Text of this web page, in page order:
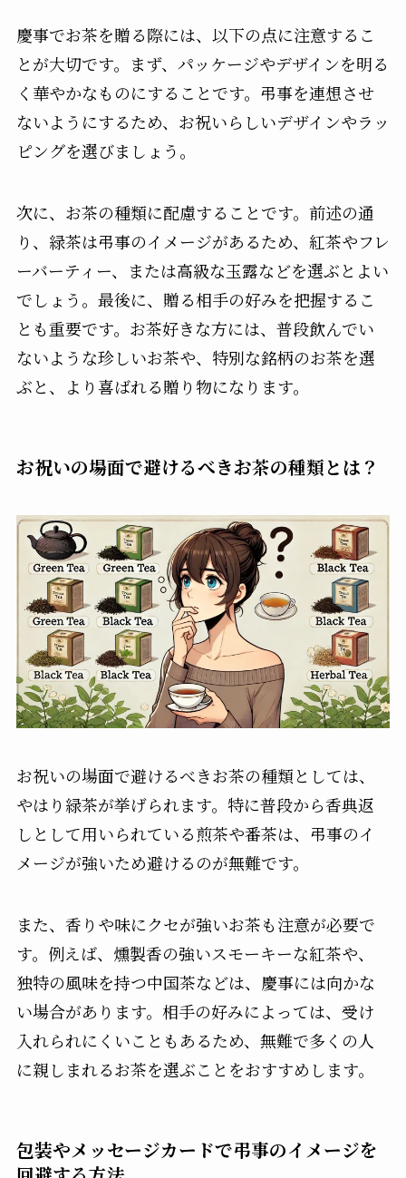
慶事でお茶を贈る際には、以下の点に注意するこ
とが大切です。まず、パッケージやデザインを明る
く華やかなものにすることです。弔事を連想させ
ないようにするため、お祝いらしいデザインやラッ
ピングを選びましょう。
次に、お茶の種類に配慮することです。前述の通
り、緑茶は弔事のイメージがあるため、紅茶やフレ
ーバーティー、または高級な玉露などを選ぶとよい
でしょう。最後に、贈る相手の好みを把握するこ
とも重要です。お茶好きな方には、普段飲んでい
ないような珍しいお茶や、特別な銘柄のお茶を選
ぶと、より喜ばれる贈り物になります。
お祝いの場面で避けるべきお茶の種類とは？
お祝いの場面で避けるべきお茶の種類としては、
やはり緑茶が挙げられます。特に普段から香典返
しとして用いられている煎茶や番茶は、弔事のイ
メージが強いため避けるのが無難です。
また、香りや味にクセが強いお茶も注意が必要で
す。例えば、燻製香の強いスモーキーな紅茶や、
独特の風味を持つ中国茶などは、慶事には向かな
い場合があります。相手の好みによっては、受け
入れられにくいこともあるため、無難で多くの人
に親しまれるお茶を選ぶことをおすすめします。
包装やメッセージカードで弔事のイメージを